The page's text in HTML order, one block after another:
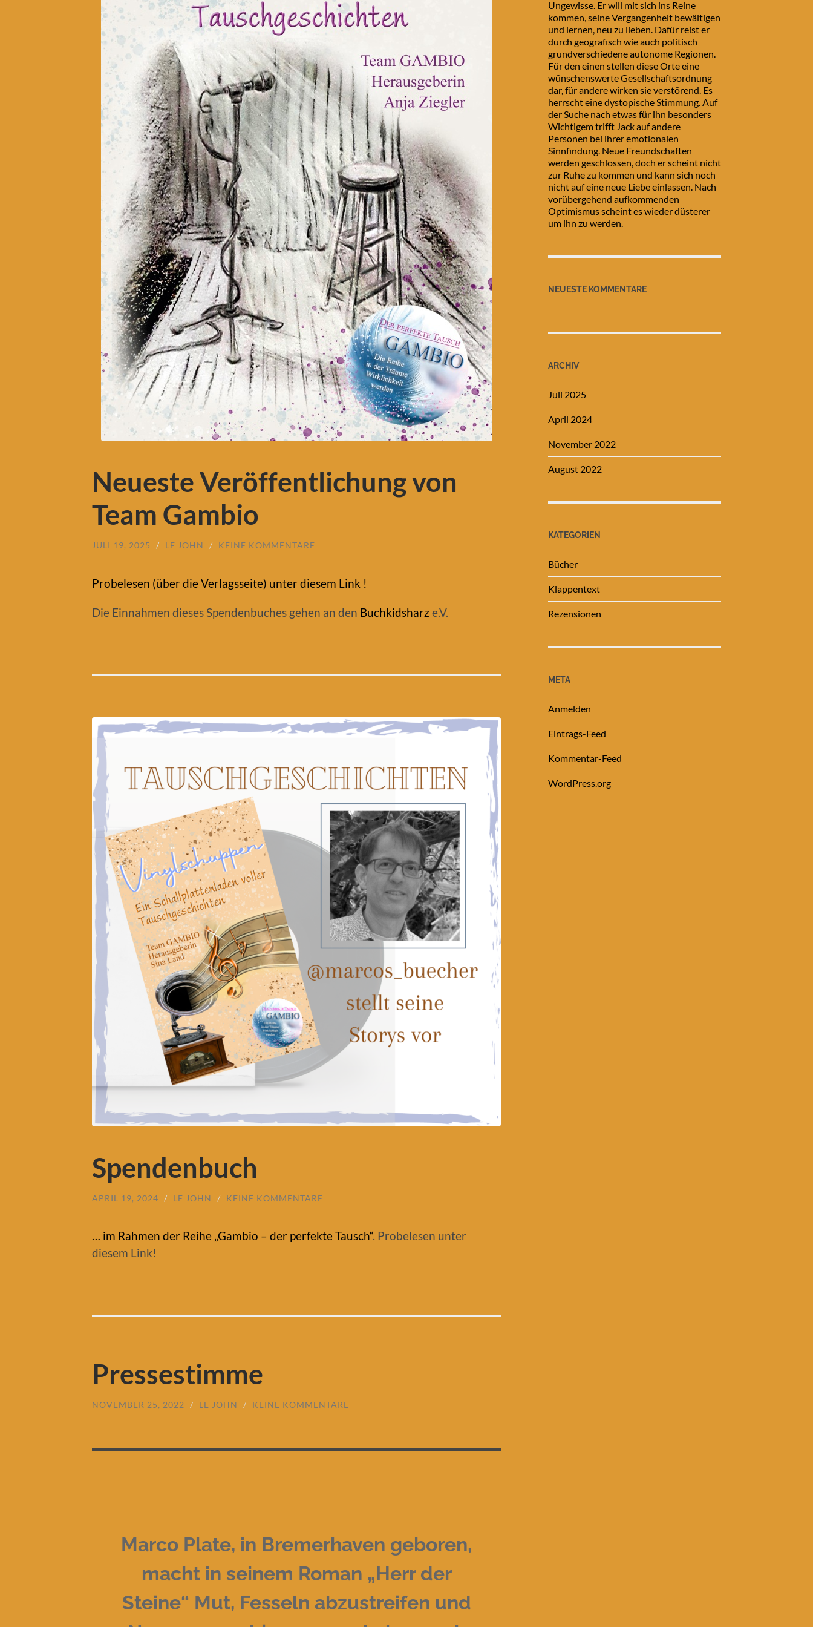
Neueste Veröffentlichung von
Team Gambio
JULI 19, 2025 / LE JOHN / KEINE KOMMENTARE
Probelesen (über die Verlagsseite) unter diesem Link !
Die Einnahmen dieses Spendenbuches gehen an den Buchkidsharz e.V.
Spendenbuch
APRIL 19, 2024 / LE JOHN / KEINE KOMMENTARE
… im Rahmen der Reihe „Gambio – der perfekte Tausch“. Probelesen unter
diesem Link!
Pressestimme
NOVEMBER 25, 2022 / LE JOHN / KEINE KOMMENTARE
Marco Plate, in Bremerhaven geboren,
macht in seinem Roman „Herr der
Steine“ Mut, Fesseln abzustreifen und
Ungewisse. Er will mit sich ins Reine
kommen, seine Vergangenheit bewältigen
und lernen, neu zu lieben. Dafür reist er
durch geografisch wie auch politisch
grundverschiedene autonome Regionen.
Für den einen stellen diese Orte eine
wünschenswerte Gesellschaftsordnung
dar, für andere wirken sie verstörend. Es
herrscht eine dystopische Stimmung. Auf
der Suche nach etwas für ihn besonders
Wichtigem trifft Jack auf andere
Personen bei ihrer emotionalen
Sinnfindung. Neue Freundschaften
werden geschlossen, doch er scheint nicht
zur Ruhe zu kommen und kann sich noch
nicht auf eine neue Liebe einlassen. Nach
vorübergehend aufkommenden
Optimismus scheint es wieder düsterer
um ihn zu werden.
NEUESTE KOMMENTARE
ARCHIV
Juli 2025
April 2024
November 2022
August 2022
KATEGORIEN
Bücher
Klappentext
Rezensionen
META
Anmelden
Eintrags-Feed
Kommentar-Feed
WordPress.org